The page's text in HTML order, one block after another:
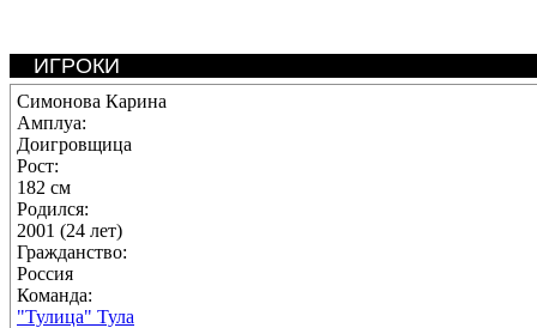
ИГРОКИ
Симонова Карина
Амплуа:
Доигровщица
Рост:
182 см
Родился:
2001 (24 лет)
Гражданство:
Россия
Команда:
"Тулица" Тула